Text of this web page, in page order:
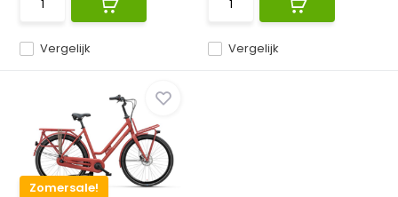
Vergelijk Vergelijk
Zomersale!